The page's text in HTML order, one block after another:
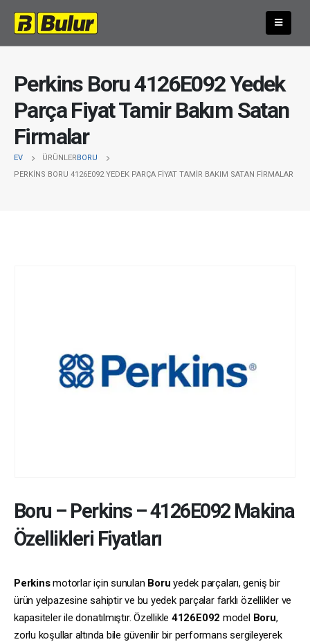
Perkins Boru 4126E092 Yedek
Parça Fiyat Tamir Bakım Satan
Firmalar
EV ÜRÜNLERBORU
PERKINS BORU 4126E092 YEDEK PARÇA FIYAT TAMIR BAKIM SATAN FIRMALAR
Boru – Perkins–4126E092Makina
Özellikleri Fiyatları
Perkinsmotorlar için sunulan Boru yedek parçaları, geniş bir
ürün yelpazesine sahiptir ve bu yedek parçalar farklı özellikler ve
kapasiteler ile donatılmıştır. Özellikle 4126E092 model Boru,
zorlu koşullar altında bile güvenilir bir performans sergileyerek